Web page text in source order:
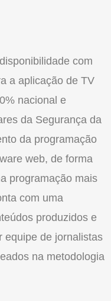
com
a aplicação de TV
nacional e
da Segurança da
da programação
web, de forma
programação mais
com uma
produzidos e
equipe de jornalistas
na metodologia